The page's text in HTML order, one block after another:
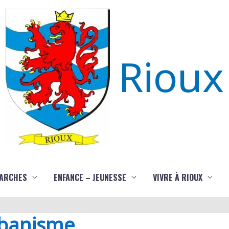
Rioux
ENFANCE – JEUNESSE VIVRE À RIOUX